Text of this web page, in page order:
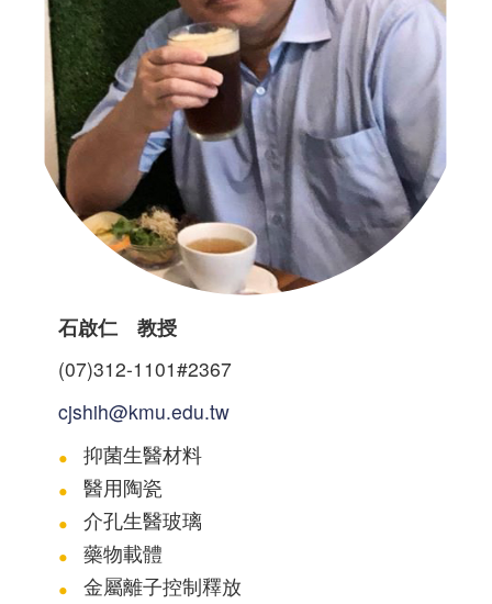
石啟仁 教授
(07)312-1101#2367
cjshih@kmu.edu.tw
抑菌生醫材料
醫用陶瓷
介孔生醫玻璃
藥物載體
金屬離子控制釋放